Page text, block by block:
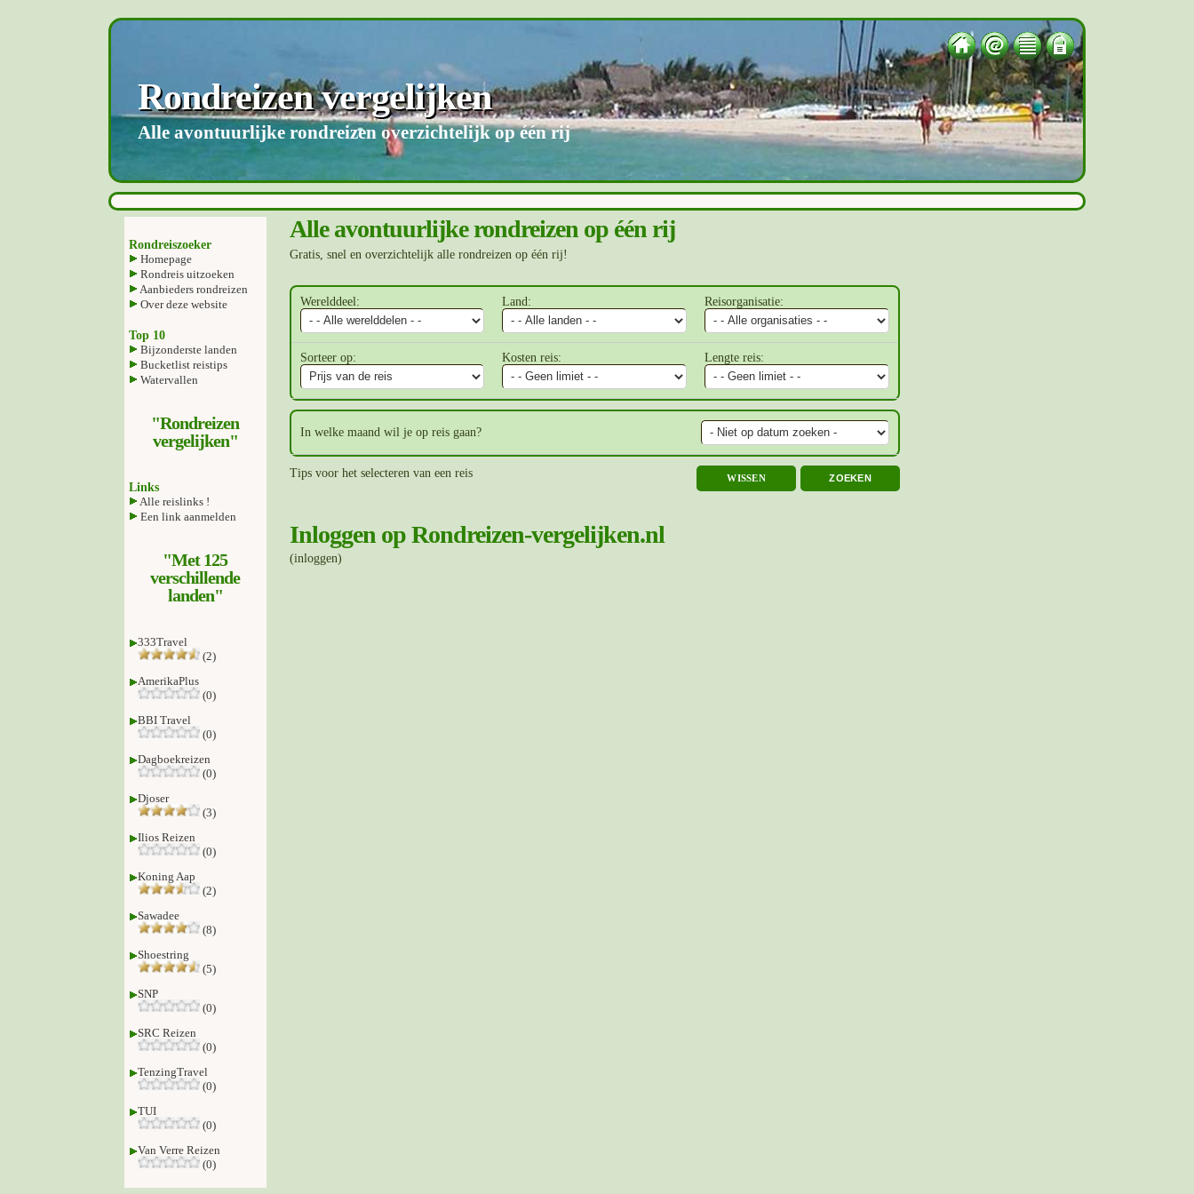
Rondreizen vergelijken
Alle avontuurlijke rondreizen overzichtelijk op één rij
Rondreiszoeker
Homepage
Rondreis uitzoeken
Aanbieders rondreizen
Over deze website
Top 10
Bijzonderste landen
Bucketlist reistips
Watervallen
"Rondreizen
vergelijken"
Links
Alle reislinks !
Een link aanmelden
"Met 125
verschillende
landen"
333Travel
(2)
AmerikaPlus
(0)
BBI Travel
(0)
Dagboekreizen
(0)
Djoser
(3)
Ilios Reizen
(0)
Koning Aap
(2)
Sawadee
(8)
Shoestring
(5)
SNP
(0)
SRC Reizen
(0)
TenzingTravel
(0)
TUI
(0)
Van Verre Reizen
(0)
Alle avontuurlijke rondreizen op één rij
Gratis, snel en overzichtelijk alle rondreizen op één rij!
Werelddeel: Land: Reisorganisatie:
Sorteer op: Kosten reis: Lengte reis:
In welke maand wil je op reis gaan?
WISSEN
Tips voor het selecteren van een reis
Inloggen op Rondreizen-vergelijken.nl
(inloggen)